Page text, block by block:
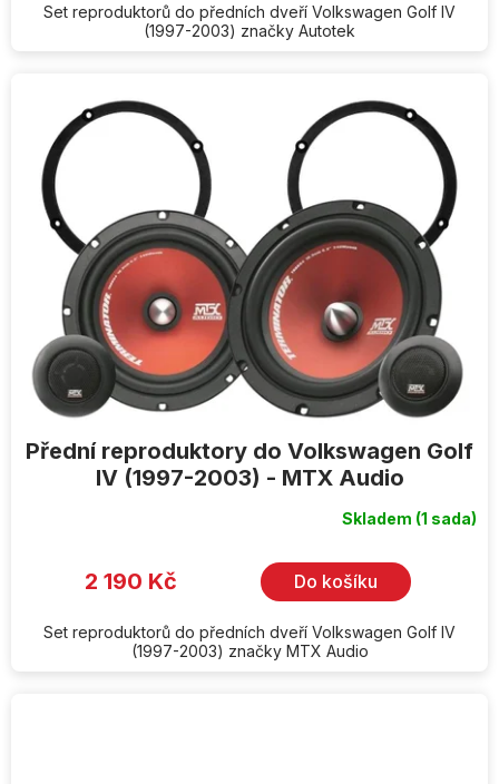
Set reproduktorů do předních dveří Volkswagen Golf IV
(1997-2003) značky Autotek
Přední reproduktory do Volkswagen Golf
IV (1997-2003) - MTX Audio
Skladem (1 sada)
2 190 Kč Do košíku
Set reproduktorů do předních dveří Volkswagen Golf IV
(1997-2003) značky MTX Audio